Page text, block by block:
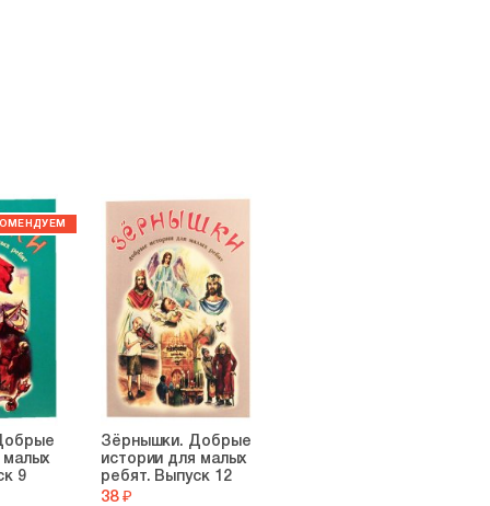
малых
9
Зёрнышки. Добрые
истории для малых
ребят. Выпуск 12
38 ₽